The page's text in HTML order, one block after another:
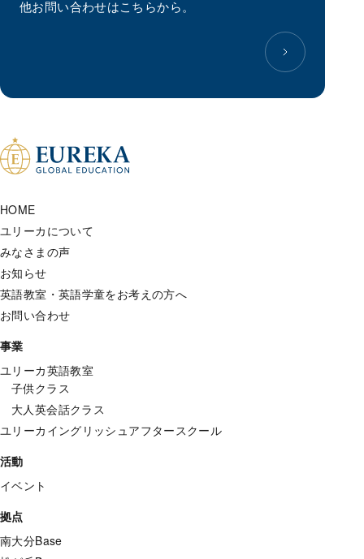
他お問い合わせはこちらから。
HOME
ユリーカについて
みなさまの声
お知らせ
英語教室・英語学童をお考えの方へ
お問い合わせ
事業
ユリーカ英語教室
子供クラス
大人英会話クラス
ユリーカイングリッシュアフタースクール
活動
イベント
拠点
南大分Base